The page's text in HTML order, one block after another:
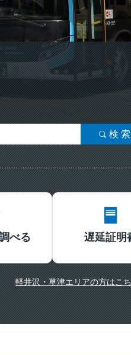
検索
べる 遅延証明
軽井沢・草津エリアの方はこ